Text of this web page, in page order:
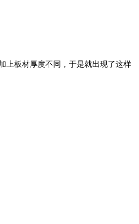
上板材厚度不同，于是就出现了这样